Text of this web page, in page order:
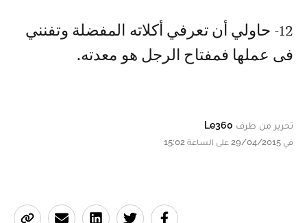
12- حاولي أن تعرفي أكلاته المفضلة وتفنني
فى عملها فمفتاح الرجل هو معدته.
تحرير من طرف Le360
في 29/04/2015 على الساعة 15:02